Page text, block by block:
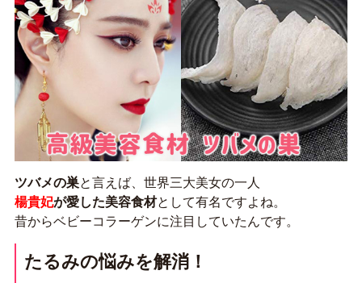
ツバメの巣と言えば、世界三大美女の一人
楊貴妃が愛した美容食材として有名ですよね。
昔からベビーコラーゲンに注目していたんです。
たるみの悩みを解消！